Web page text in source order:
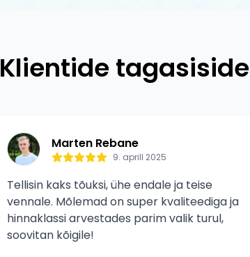
Klientide tagasiside
Marten Rebane
9. aprill 2025
Tellisin kaks tõuksi, ühe endale ja teise
vennale. Mõlemad on super kvaliteediga ja
hinnaklassi arvestades parim valik turul,
soovitan kõigile!